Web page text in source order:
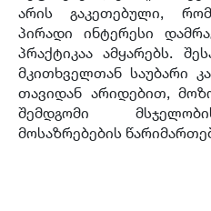
არის გაკეთებული,
პირადი ინტერესი
პრაქტიკაა ამყარებს.
მკითხველთან საუბარი
თავიდან არიდებით,
შემდგომი
მოსაზრებების